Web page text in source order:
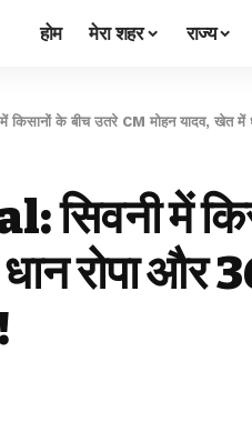
होम मेरा शहर राज्य
के बीच उतरे CM मोहन यादव, खेत में धान
में
रोपा और